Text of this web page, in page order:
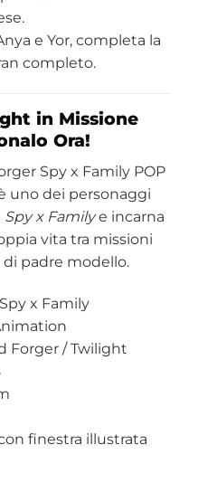
e Yor, completa la
completo.
in Missione
Ora!
Spy x Family POP
uno dei personaggi
Spy x Familye incarna
vita tra missioni
padre modello.
x Family
Forger / Twilight
finestra illustrata